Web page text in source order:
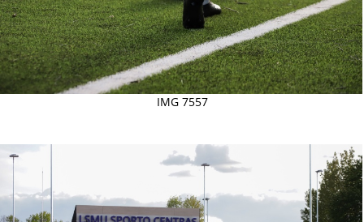
IMG 7557